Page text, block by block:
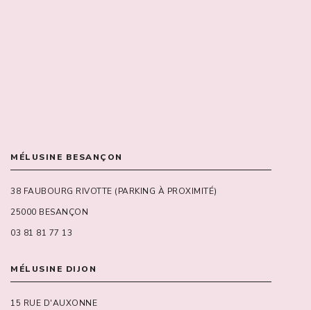
MÉLUSINE BESANÇON
38 FAUBOURG RIVOTTE (PARKING À PROXIMITÉ)
25000 BESANÇON
03 81 81 77 13
MÉLUSINE DIJON
15 RUE D'AUXONNE